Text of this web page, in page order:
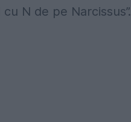
N de pe Narcissus”.